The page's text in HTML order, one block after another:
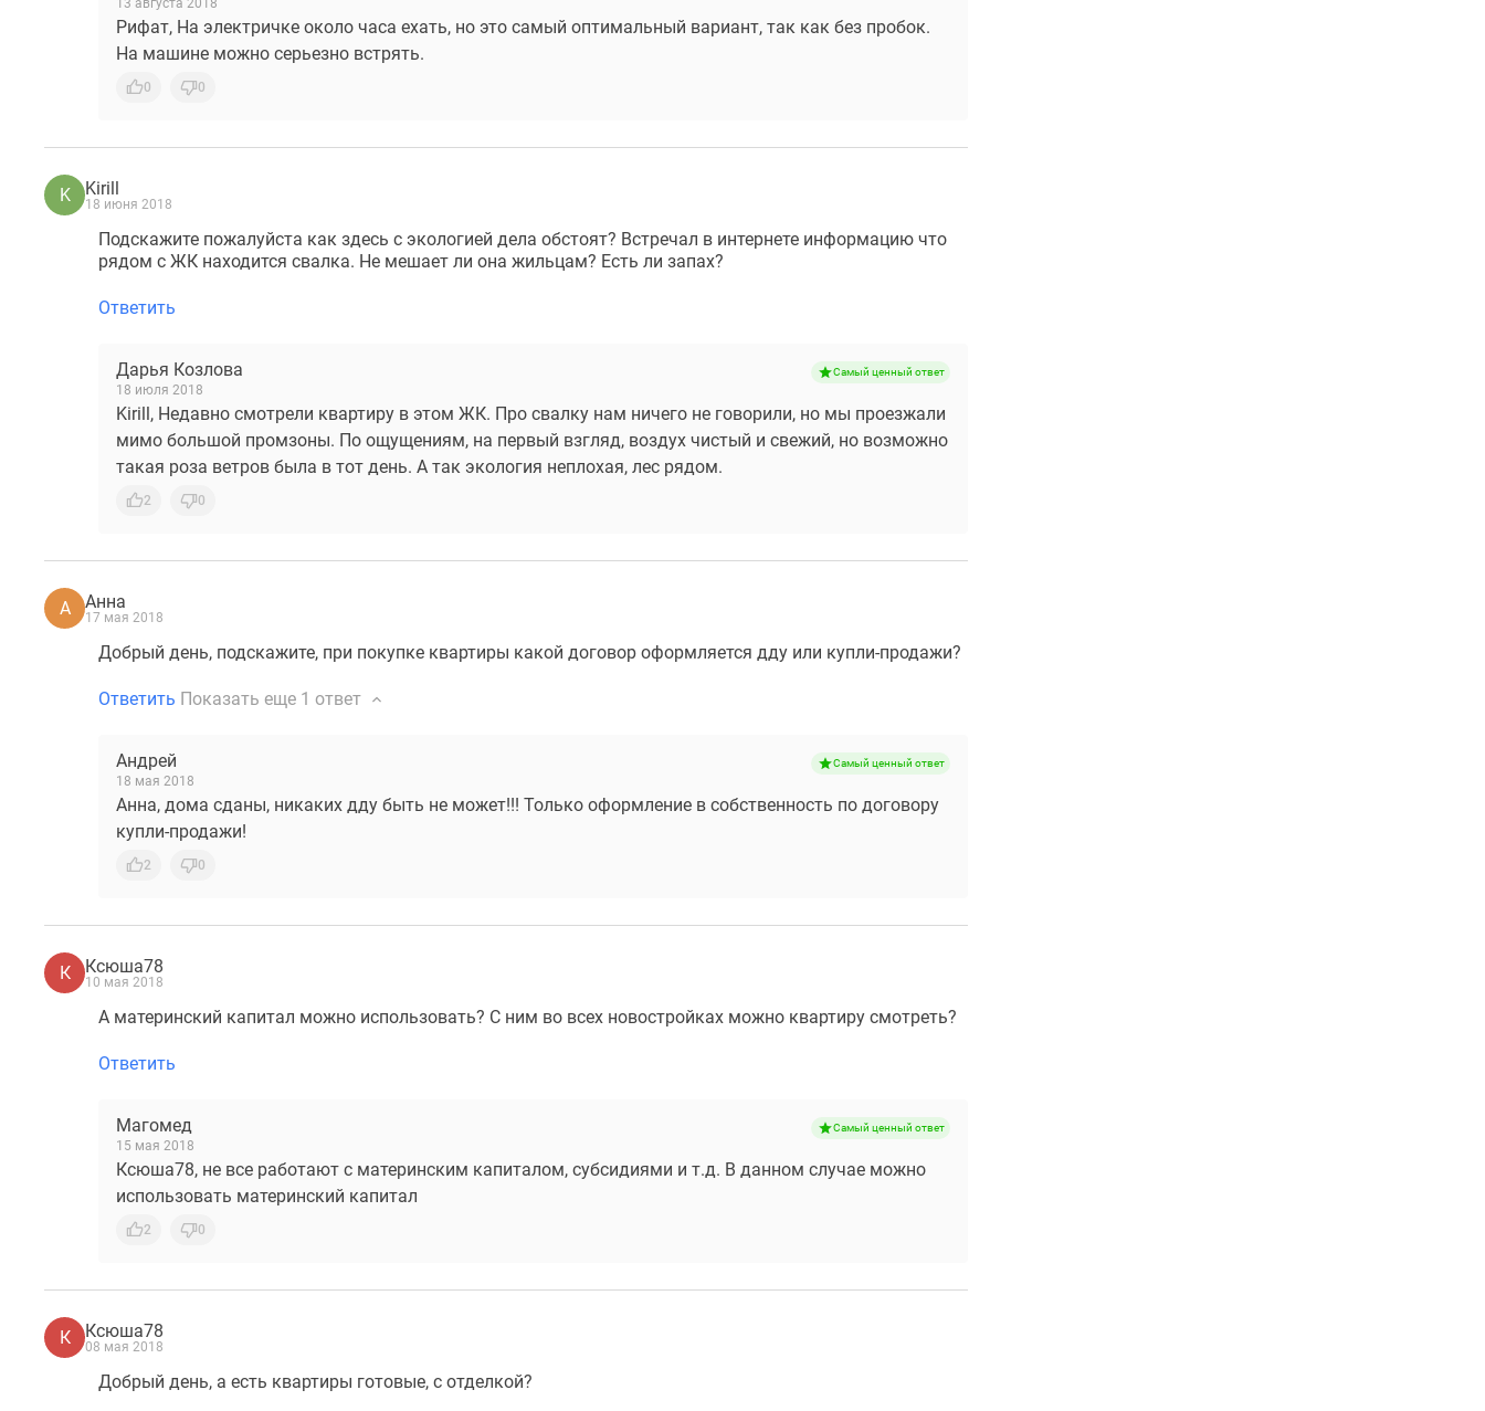
13 августа 2018
Рифат, На электричке около часа ехать, но это самый оптимальный вариант, так как без пробок.
На машине можно серьезно встрять.
0 0
K Kirill
18 июня 2018
Подскажите пожалуйста как здесь с экологией дела обстоят? Встречал в интернете информацию что
рядом с ЖК находится свалка. Не мешает ли она жильцам? Есть ли запах?
Ответить
Дарья Козлова
18 июля 2018
Самый ценный ответ
Kirill, Недавно смотрели квартиру в этом ЖК. Про свалку нам ничего не говорили, но мы проезжали
мимо большой промзоны. По ощущениям, на первый взгляд, воздух чистый и свежий, но возможно
такая роза ветров была в тот день. А так экология неплохая, лес рядом.
2 0
А Анна
17 мая 2018
Добрый день, подскажите, при покупке квартиры какой договор оформляется дду или купли-продажи?
Ответить Показать еще 1 ответ
Андрей
18 мая 2018
Самый ценный ответ
Анна, дома сданы, никаких дду быть не может!!! Только оформление в собственность по договору
купли-продажи!
2 0
К Ксюша78
10 мая 2018
А материнский капитал можно использовать? С ним во всех новостройках можно квартиру смотреть?
Ответить
Магомед
15 мая 2018
Самый ценный ответ
Ксюша78, не все работают с материнским капиталом, субсидиями и т.д. В данном случае можно
использовать материнский капитал
2 0
К Ксюша78
08 мая 2018
Добрый день, а есть квартиры готовые, с отделкой?